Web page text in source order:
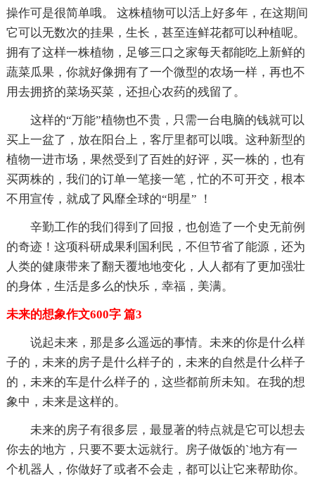
操作可是很简单哦。 这株植物可以活上好多年，在这期间
它可以无数次的挂果，生长，甚至连鲜花都可以种植呢。
拥有了这样一株植物，足够三口之家每天都能吃上新鲜的
蔬菜瓜果，你就好像拥有了一个微型的农场一样，再也不
用去拥挤的菜场买菜，还担心农药的残留了。
这样的“万能”植物也不贵，只需一台电脑的钱就可以
买上一盆了，放在阳台上，客厅里都可以哦。这种新型的
植物一进市场，果然受到了百姓的好评，买一株的，也有
买两株的，我们的订单一笔接一笔，忙的不可开交，根本
不用宣传，就成了风靡全球的“明星” ！
辛勤工作的我们得到了回报，也创造了一个史无前例
的奇迹！这项科研成果利国利民，不但节省了能源，还为
人类的健康带来了翻天覆地地变化，人人都有了更加强壮
的身体，生活是多么的快乐，幸福，美满。
未来的想象作文600字 篇3
说起未来，那是多么遥远的事情。未来的你是什么样
子的，未来的房子是什么样子的，未来的自然是什么样子
的，未来的车是什么样子的，这些都前所未知。在我的想
象中，未来是这样的。
未来的房子有很多层，最显著的特点就是它可以想去
你去的地方，只要不要太远就行。房子做饭的`地方有一
个机器人，你做好了或者不会走，都可以让它来帮助你。